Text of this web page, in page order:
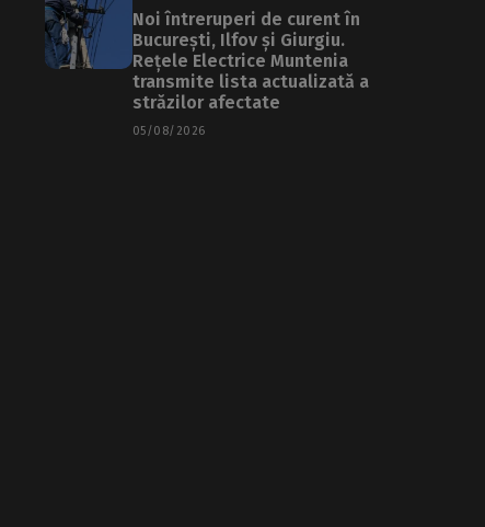
Noi întreruperi de curent în
București, Ilfov și Giurgiu.
Rețele Electrice Muntenia
transmite lista actualizată a
străzilor afectate
05/08/2026